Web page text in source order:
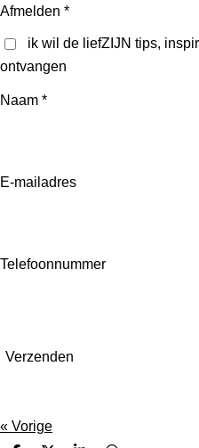
Afmelden *
ik wil de liefZIJN tips,
ontvangen
Naam *
E-mailadres
Telefoonnummer
Verzenden
« Vorige